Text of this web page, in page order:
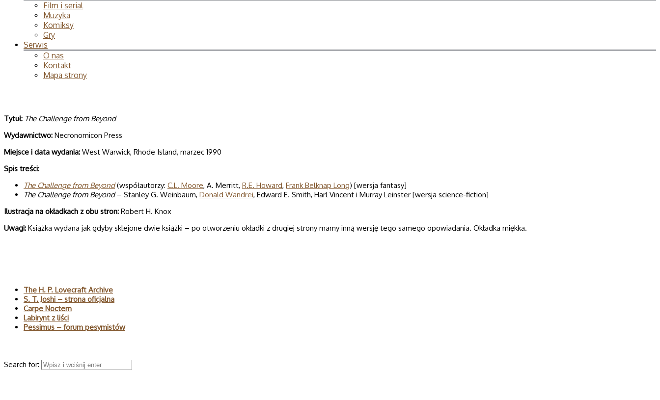
Film i serial
Muzyka
Komiksy
Gry
Serwis
O nas
Kontakt
Mapa strony
Tytuł: The Challenge from Beyond
Wydawnictwo: Necronomicon Press
Miejsce i data wydania: West Warwick, Rhode Island, marzec 1990
Spis treści:
The Challenge from Beyond(współautorzy: C.L. Moore, A. Merritt, R.E. Howard, Frank Belknap Long) [wersja fantasy]
The Challenge from Beyond– Stanley G. Weinbaum, Donald Wandrei, Edward E. Smith, Harl Vincent i Murray Leinster [wersja science-fiction]
Ilustracja na okładkach z obu stron: Robert H. Knox
Uwagi: Książka wydana jak gdyby sklejone dwie książki – po otworzeniu okładki z drugiej strony mamy inną wersję tego samego opowiadania. Okładka miękka.
The H. P. Lovecraft Archive
S. T. Joshi – strona oficjalna
Carpe Noctem
Labirynt z liści
Pessimus – forum pesymistów
Search for: